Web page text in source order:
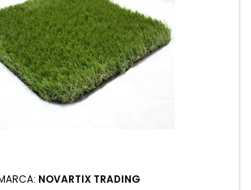
NOVARTIX TRADING